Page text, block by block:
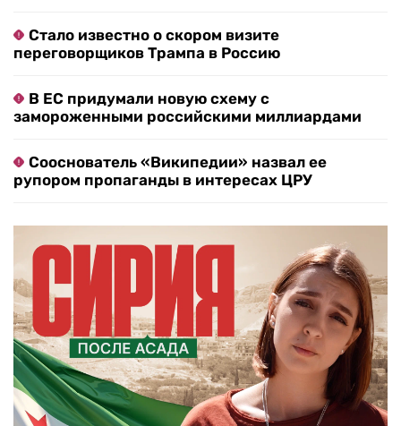
Стало известно о скором визите
переговорщиков Трампа в Россию
В ЕС придумали новую схему с
замороженными российскими миллиардами
Сооснователь «Википедии» назвал ее
рупором пропаганды в интересах ЦРУ